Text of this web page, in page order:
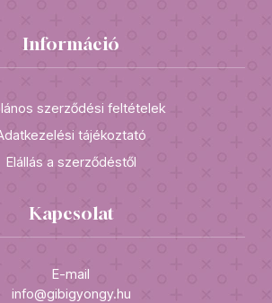
Információ
szerződési feltételek
tájékoztató
Elállás a szerződéstől
Kapcsolat
E-mail
info@gibigyongy.hu